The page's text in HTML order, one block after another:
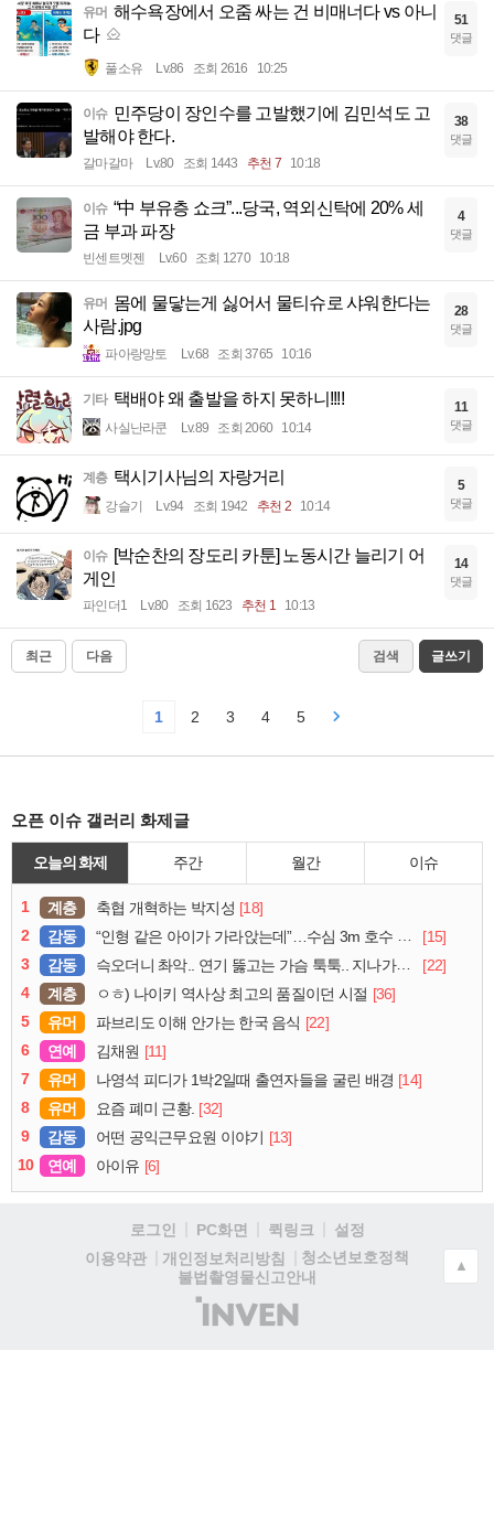
유머 해수욕장에서 오줌 싸는 건 비매너다 vs 아니
다
풀소유 Lv.86 조회 2616 10:25
51
댓글
이슈 민주당이 장인수를 고발했기에 김민석도 고
발해야 한다.
갈마갈마 Lv.80 조회 1443 추천 7 10:18
38
댓글
이슈 “中 부유층 쇼크”...당국, 역외신탁에 20% 세
금 부과 파장
빈센트멧젠 Lv.60 조회 1270 10:18
4
댓글
유머 몸에 물닿는게 싫어서 물티슈로 샤워한다는
사람.jpg
파아랑망토 Lv.68 조회 3765 10:16
28
댓글
기타 택배야 왜 출발을 하지 못하니!!!!
사실난라쿤 Lv.89 조회 2060 10:14
11
댓글
계층 택시기사님의 자랑거리
강슬기 Lv.94 조회 1942 추천 2 10:14
5
댓글
이슈 [박순찬의 장도리 카툰] 노동시간 늘리기 어
게인
파인더1 Lv.80 조회 1623 추천 1 10:13
14
댓글
최근 다음 검색 글쓰기
1 2 3 4 5
오픈 이슈 갤러리 화제글
오늘의 화제 주간 월간 이슈
1 계층 축협 개혁하는 박지성 [18]
2
감동 “인형 같은 아이가 가라앉는데”…수심 3m 호수 뛰어든 60대 의인
[15]
3
감동 슥오더니 촤악.. 연기 뚫고는 가슴 툭툭.. 지나가던 아재의 정체
[22]
4
계층 ㅇㅎ) 나이키 역사상 최고의 품질이던 시절 [36]
5
유머 파브리도 이해 안가는 한국 음식 [22]
6
연예 김채원 [11]
7
유머 나영석 피디가 1박2일때 출연자들을 굴린 배경 [14]
8
유머 요즘 폐미 근황. [32]
9
감동 어떤 공익근무요원 이야기 [13]
10
연예 아이유 [6]
로그인 PC화면 퀵링크
설정
이용약관
개인정보처리방침
청소년보호정책
불법촬영물신고안내
(주)
인
▲